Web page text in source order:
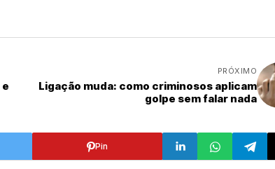
PRÓXIMO
Ligação muda: como criminosos aplicam
golpe sem falar nada
Pin